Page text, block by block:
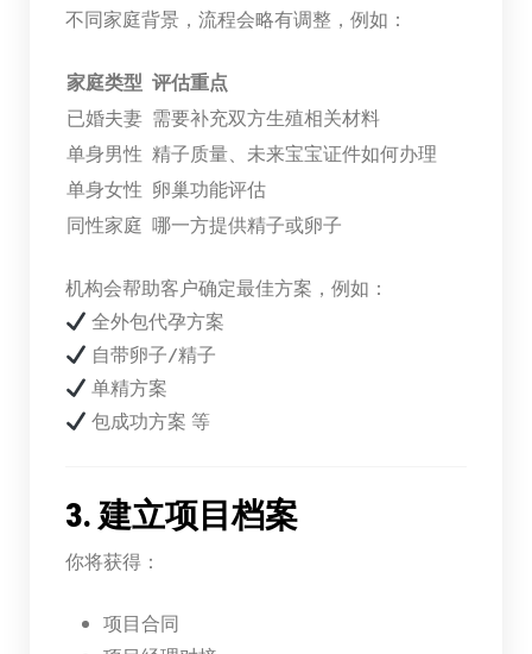
不同家庭背景，流程会略有调整，例如：
家庭类型 评估重点
已婚夫妻 需要补充双方生殖相关材料
单身男性 精子质量、未来宝宝证件如何办理
单身女性 卵巢功能评估
同性家庭 哪一方提供精子或卵子
机构会帮助客户确定最佳方案，例如：
全外包代孕方案
自带卵子/精子
单精方案
包成功方案 等
3. 建立项目档案
你将获得：
项目合同